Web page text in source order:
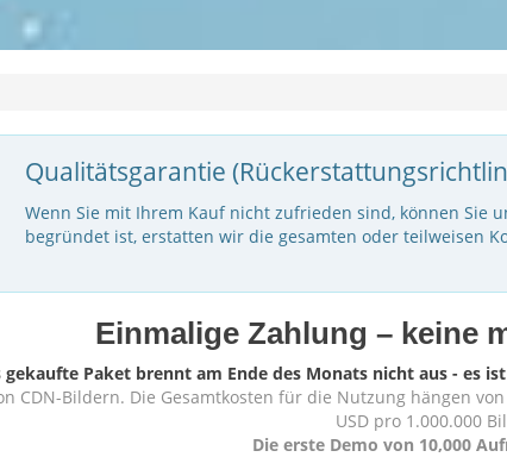
Qualitätsgarantie
Wenn Sie mit Ihrem Kauf nicht zufrieden sind, können Sie
begründet ist, erstatten wir die gesamten oder teilweisen
Einmalige Zahlung – keine
gekaufte Paket brennt am Ende des Monats nicht aus - es
CDN-Bildern. Die Gesamtkosten für die Nutzung hängen
USD pro 1.000.000
Die erste Demo von 10,000